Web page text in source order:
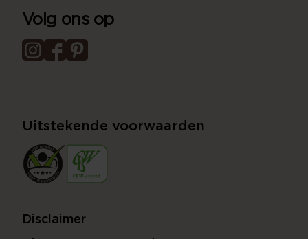
Volg ons op
Uitstekende voorwaarden
Disclaimer